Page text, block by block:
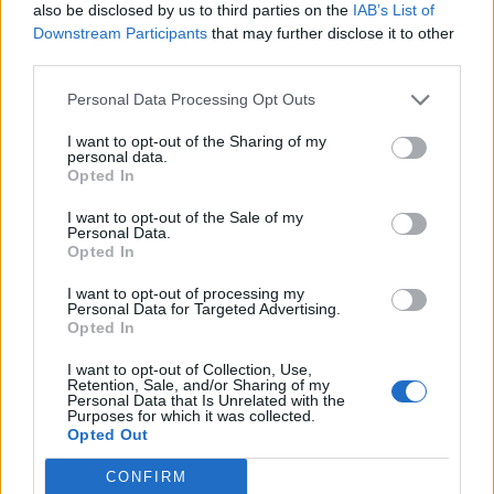
also be disclosed by us to third parties on the IAB’s List of
Downstream Participants that may further disclose it to other
Personal Data Processing Opt Outs
I want to opt-out of the Sharing of my
personal data.
Opted In
I want to opt-out of the Sale of my
Personal Data.
Opted In
I want to opt-out of processing my
Personal Data for Targeted Advertising.
Opted In
I want to opt-out of Collection, Use,
Retention, Sale, and/or Sharing of my
Personal Data that Is Unrelated with the
Purposes for which it was collected.
Opted Out
CONFIRM